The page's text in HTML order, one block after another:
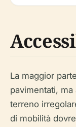
La maggior
pavimentati,
terreno
di mobilità